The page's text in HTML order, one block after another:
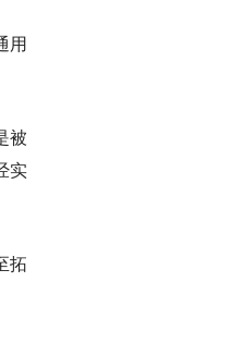
用
被
实
拓